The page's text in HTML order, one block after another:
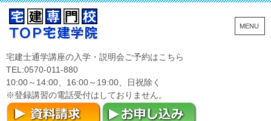
宅建士通学講座の入学・説明会ご予約はこちら
TEL:0570-011-880
10:00～14:00、16:00～19:00、日祝除く
※登録講習の電話受付はしておりません。